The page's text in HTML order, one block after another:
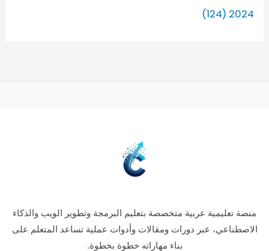
2024 (124)
منصة تعليمية عربية متخصصة بتعليم البرمجة وتطوير الويب والذكاء
الاصطناعي، عبر دورات ومقالات وأدوات عملية تساعد المتعلم على
بناء مهاراته خطوة بخطوة.